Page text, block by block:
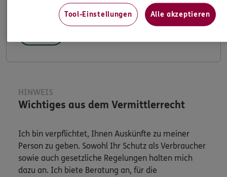
Apps & Mobile Services
HINWEIS
Wichtiges aus dem Vermittlerrecht
Ich bin verpflichtet, Ihnen Auskünfte zu meiner
Person zu geben. Sowohl Ihr Schutz als Verbraucher
sowie auch gesetzliche Regelungen halten mich
dazu an. Ich biete Beratung an, für die
Tool-Einstellungen Alle akzeptieren